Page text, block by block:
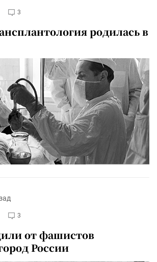
3
родилась в
3
от фашистов
России